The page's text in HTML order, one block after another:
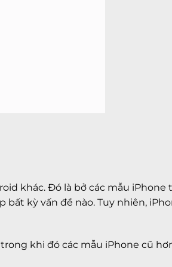
khác. Đó là bở các mẫu iPhone
kỳ vấn đề nào. Tuy nhiên,
khi đó các mẫu iPhone cũ